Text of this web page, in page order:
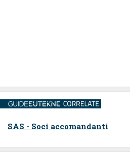
SAS - Soci accomandanti